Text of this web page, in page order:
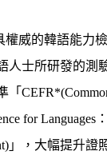
威的韓語能力
人士所研發的測
for Languages
」，大幅提升證